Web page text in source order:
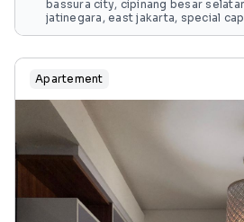
bassura city, cipinang besar
jatinegara, east jakarta, special
Apartement